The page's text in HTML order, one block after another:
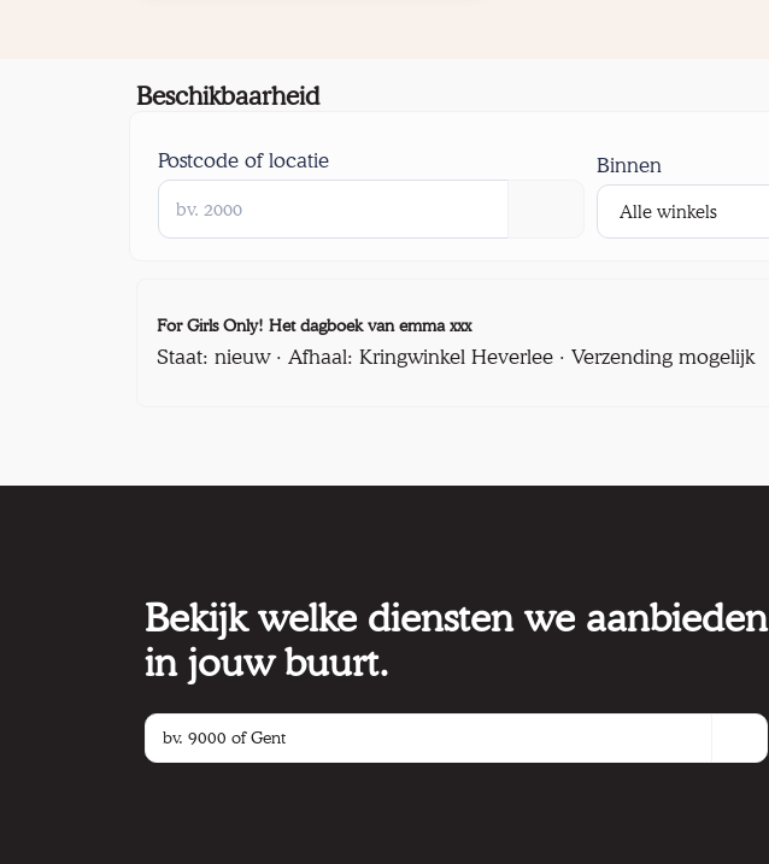
Beschikbaarheid
Postcode of locatie Binnen
For Girls Only! Het dagboek van emma xxx
Staat: nieuw · Afhaal: Kringwinkel Heverlee · Verzending mogelijk
Bekijk welke diensten we aanbieden
in jouw buurt.